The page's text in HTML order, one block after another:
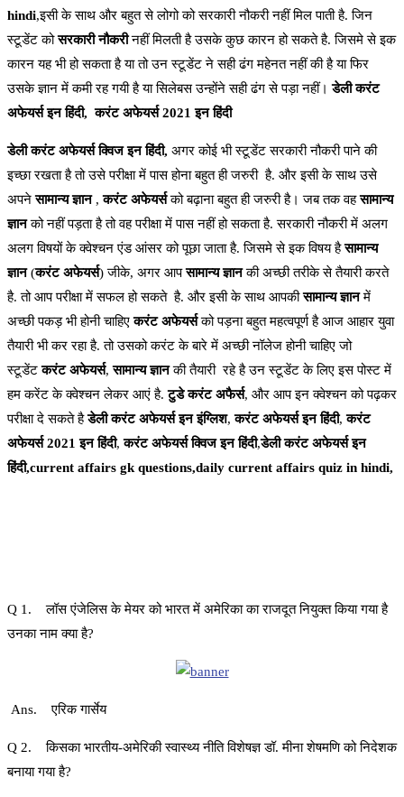
hindi,इसी के साथ और बहुत से लोगो को सरकारी नौकरी नहीं मिल पाती है. जिन
स्टूडेंट कोसरकारी नौकरीनहीं मिलती है उसके कुछ कारन हो सकते है. जिसमे से इक
कारन यह भी हो सकता है या तो उन स्टूडेंट ने सही ढंग महेनत नहीं की है या फिर
उसके ज्ञान में कमी रह गयी है या सिलेबस उन्होंने सही ढंग से पड़ा नहीं।डेली करंट
अफेयर्स इन हिंदी, करंट अफेयर्स 2021 इन हिंदी
डेली करंट अफेयर्स क्विज इन हिंदी, अगर कोई भी स्टूडेंट सरकारी नौकरी पाने की
इच्छा रखता है तो उसे परीक्षा में पास होना बहुत ही जरुरी है. और इसी के साथ उसे
अपनेसामान्य ज्ञान,करंट अफेयर्सको बढ़ाना बहुत ही जरुरी है। जब तक वहसामान्य
ज्ञानको नहीं पड़ता है तो वह परीक्षा में पास नहीं हो सकता है. सरकारी नौकरी में अलग
अलग विषयों के क्वेश्चन एंड आंसर को पूछा जाता है. जिसमे से इक विषय हैसामान्य
ज्ञान(करंट अफेयर्स) जीके, अगर आपसामान्य ज्ञानकी अच्छी तरीके से तैयारी करते
है. तो आप परीक्षा में सफल हो सकते है. और इसी के साथ आपकीसामान्य ज्ञानमें
अच्छी पकड़ भी होनी चाहिएकरंट अफेयर्सको पड़ना बहुत महत्वपूर्ण है आज आहार युवा
तैयारी भी कर रहा है. तो उसको करंट के बारे में अच्छी नॉलेज होनी चाहिए जो
स्टूडेंटकरंट अफेयर्स,सामान्य ज्ञानकी तैयारी रहे है उन स्टूडेंट के लिए इस पोस्ट में
हम करेंट के क्वेश्चन लेकर आएं है.टुडे करंट अफैर्स, और आप इन क्वेश्चन को पढ़कर
परीक्षा दे सकते हैडेली करंट अफेयर्स इन इंग्लिश,करंट अफेयर्स इन हिंदी,करंट
अफेयर्स 2021 इन हिंदी,करंट अफेयर्स क्विज इन हिंदी,डेली करंट अफेयर्स इन
हिंदी,current affairs gk questions,daily current affairs quiz in hindi,
Q 1. लॉस एंजेलिस के मेयर को भारत में अमेरिका का राजदूत नियुक्त किया गया है
उनका नाम क्या है?
Ans. एरिक गार्सेय
Q 2. किसका भारतीय-अमेरिकी स्वास्थ्य नीति विशेषज्ञ डॉ. मीना शेषमणि को निदेशक
बनाया गया है?